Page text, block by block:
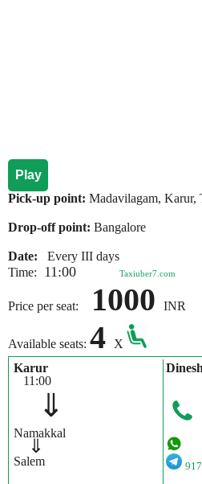
Play
Pick-up point: Madavilagam, Karur,
Drop-off point: Bangalore
Date:
Every III days
Time:
11:00 Taxiuber7.com
Price per seat: 1000 INR
Available seats: 4
X
Karur
11:00
⇓
Namakkal
⇓
Salem
Dinesh